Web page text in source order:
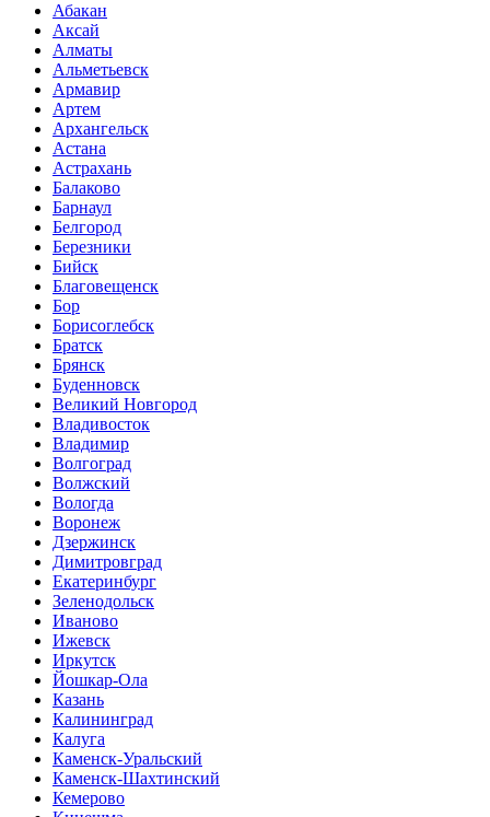
Абакан
Аксай
Алматы
Альметьевск
Армавир
Артем
Архангельск
Астана
Астрахань
Балаково
Барнаул
Белгород
Березники
Бийск
Благовещенск
Бор
Борисоглебск
Братск
Брянск
Буденновск
Великий Новгород
Владивосток
Владимир
Волгоград
Волжский
Вологда
Воронеж
Дзержинск
Димитровград
Екатеринбург
Зеленодольск
Иваново
Ижевск
Иркутск
Йошкар-Ола
Казань
Калининград
Калуга
Каменск-Уральский
Каменск-Шахтинский
Кемерово